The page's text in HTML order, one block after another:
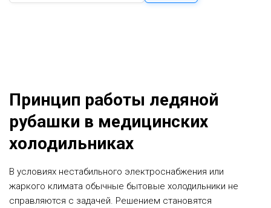
Принцип работы ледяной
рубашки в медицинских
холодильниках
В условиях нестабильного электроснабжения или
жаркого климата обычные бытовые холодильники не
справляются с задачей. Решением становятся